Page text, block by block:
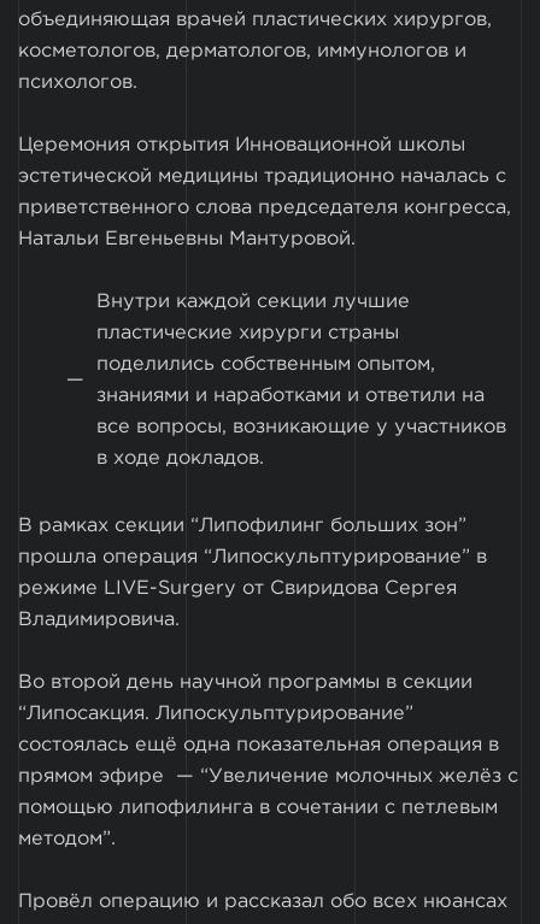
объединяющая врачей пластических хирургов,
косметологов, дерматологов, иммунологов и
психологов.
Церемония открытия Инновационной школы
эстетической медицины традиционно началась с
приветственного слова председателя конгресса,
Натальи Евгеньевны Мантуровой.
Внутри каждой секции лучшие
пластические хирурги страны
поделились собственным опытом,
знаниями и наработками и ответили на
все вопросы, возникающие у участников
в ходе докладов.
В рамках секции “Липофилинг больших зон”
прошла операция “Липоскульптурирование” в
режиме LIVE-Surgery от Свиридова Сергея
Владимировича.
Во второй день научной программы в секции
“Липосакция. Липоскульптурирование”
состоялась ещё одна показательная операция в
прямом эфире — “Увеличение молочных желёз с
помощью липофилинга в сочетании с петлевым
методом”.
Провёл операцию и рассказал обо всех нюансах